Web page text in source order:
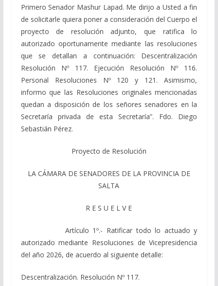
Primero Senador Mashur Lapad. Me dirijo a Usted a fin
de solicitarle quiera poner a consideración del Cuerpo el
proyecto de resolución adjunto, que ratifica lo
autorizado oportunamente mediante las resoluciones
que se detallan a continuación: Descentralización
Resolución Nº 117. Ejecución Resolución Nº 116.
Personal Resoluciones Nº 120 y 121. Asimismo,
informo que las Resoluciones originales mencionadas
quedan a disposición de los señores senadores en la
Secretaría privada de esta Secretaría”. Fdo. Diego
Sebastián Pérez.
Proyecto de Resolución
LA CÁMARA DE SENADORES DE LA PROVINCIA DE
SALTA
R E S U E L V E
Artículo 1º.- Ratificar todo lo actuado y
autorizado mediante Resoluciones de Vicepresidencia
del año 2026, de acuerdo al siguiente detalle:
Descentralización. Resolución Nº 117.